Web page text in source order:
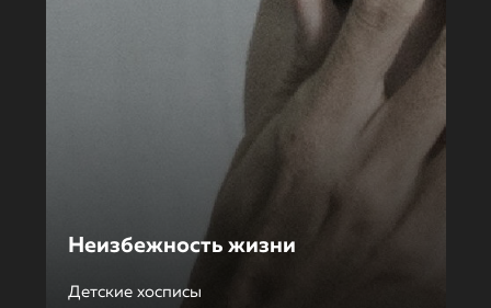
Неизбежность жизни
Детские хосписы